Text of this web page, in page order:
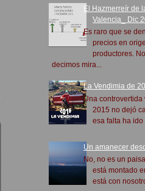
El Hazmerreír de
Valencia_ Dic
Es raro que se
precios en
productores.
decimos mira...
La Vendimia de
Una controvertida
2015 no dejó
esa falta ha
Un amanecer
No, no es un
está montado
está con